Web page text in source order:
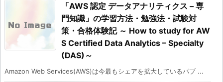
「AWS 認定 データアナリティクス – 専
門知識」の学習方法・勉強法・試験対
策・合格体験記 ～ How to study for AW
S Certified Data Analytics – Specialty
(DAS)～
Amazon Web Services(AWS)は今最もシェアを拡大しているパブ ...